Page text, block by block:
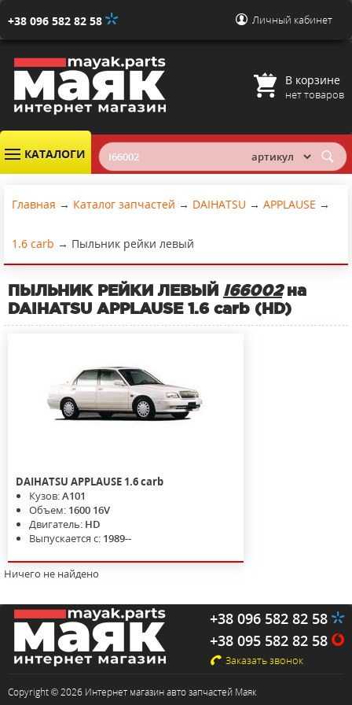
+38 096 582 82 58 Личный кабинет
В корзине
нет товаров
КАТАЛОГИ
Главная → Каталог запчастей → DAIHATSU → APPLAUSE →
1.6 carb → Пыльник рейки левый
ПЫЛЬНИК РЕЙКИ ЛЕВЫЙ I66002на
DAIHATSU APPLAUSE 1.6 carb (HD)
DAIHATSU APPLAUSE 1.6 carb
Кузов:A101
Объем: 1600 16V
Двигатель: HD
Выпускается с: 1989--
Ничего не найдено
+38 096 582 82 58
+38 095 582 82 58
Заказать звонок
Copyright © 2026 Интернет магазин авто запчастей Маяк